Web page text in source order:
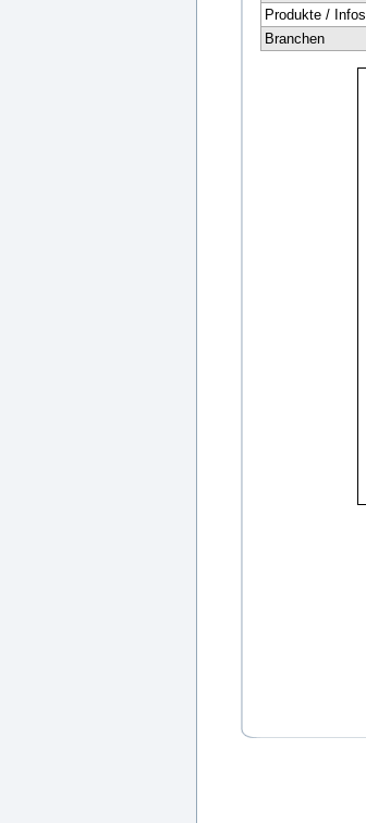
Produkte / Infos
Branchen